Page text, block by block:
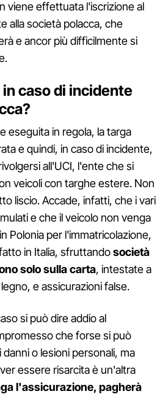
viene effettuata l'iscrizione al
alla società polacca, che
e ancor più difficilmente si
caso di incidente
eseguita in regola, la targa
e quindi, in caso di incidente,
all'UCI, l'ente che si
veicoli con targhe estere. Non
liscio. Accade, infatti, che i vari
e che il veicolo non venga
Polonia per l'immatricolazione,
in Italia, sfruttandosocietà
solo sulla carta, intestate a
e assicurazioni false.
si può dire addio al
che forse si può
o lesioni personali, ma
essere risarcita è un'altra
l'assicurazione, pagherà